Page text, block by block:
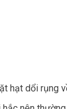
hạt dổi rụng